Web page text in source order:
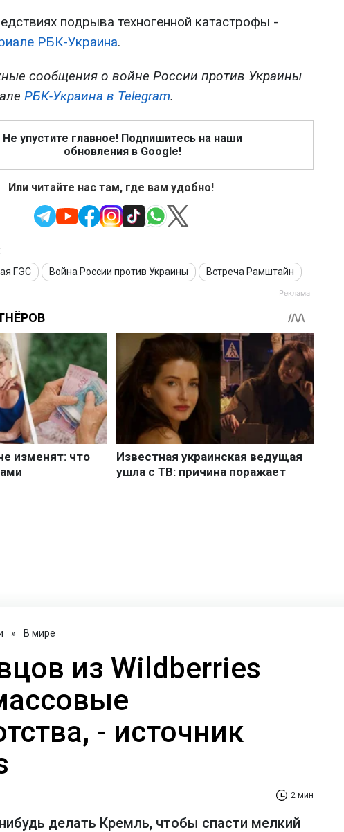
подрыва техногенной катастрофы -
РБК-Украина.
сообщения о войне России против Украины
РБК-Украина в Telegram.
Не упустите главное! Подпишитесь на наши
обновления в Google!
Или читайте нас там, где вам удобно!
ГЭС Война России против Украины Встреча Рамштайн
» В мире
из Wildberries
- источник
2 мин
делать Кремль, чтобы спасти мелкий